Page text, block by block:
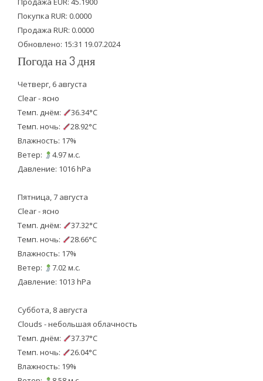
r
o
k
e
Покупка RUR: 0.0000
Продажа RUR: 0.0000
Обновлено: 15:31 19.07.2024
Погода на 3 дня
Четверг, 6 августа
Clear - ясно
Темп. днём:
36.34°C
Темп. ночь:
28.92°C
Влажность: 17%
Ветер:
4.97 м.с.
Давление: 1016 hPa
Пятница, 7 августа
Clear - ясно
Темп. днём:
37.32°C
Темп. ночь:
28.66°C
Влажность: 17%
Ветер:
7.02 м.с.
Давление: 1013 hPa
Суббота, 8 августа
Clouds - небольшая облачность
Темп. днём:
37.37°C
Темп. ночь:
26.04°C
Влажность: 19%